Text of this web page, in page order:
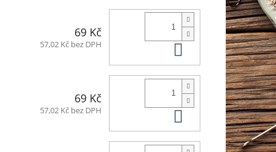
69 Kč
57,02 Kč bez DPH Do košíku
69 Kč
57,02 Kč bez DPH Do košíku